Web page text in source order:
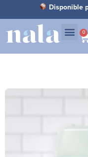
al
contenido
Disponible
0